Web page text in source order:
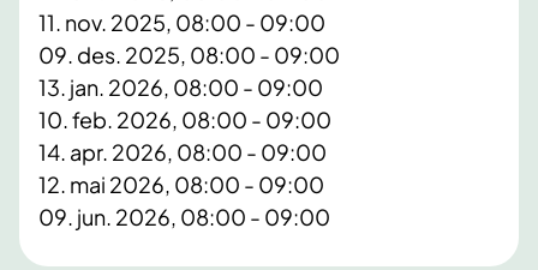
11. nov. 2025, 08:00 - 09:00
09. des. 2025, 08:00 - 09:00
13. jan. 2026, 08:00 - 09:00
10. feb. 2026, 08:00 - 09:00
14. apr. 2026, 08:00 - 09:00
12. mai 2026, 08:00 - 09:00
09. jun. 2026, 08:00 - 09:00